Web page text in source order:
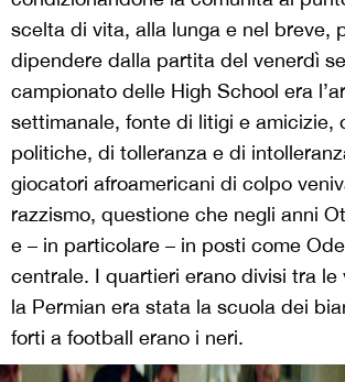
scelta di vita, alla lunga e nel breve,
dipendere dalla partita del venerdì
campionato delle High School era
settimanale, fonte di litigi e amicizie,
politiche, di tolleranza e di
giocatori afroamericani di colpo
razzismo, questione che negli anni
e – in particolare – in posti come
centrale. I quartieri erano divisi tra le
la Permian era stata la scuola dei
forti a football erano i neri.